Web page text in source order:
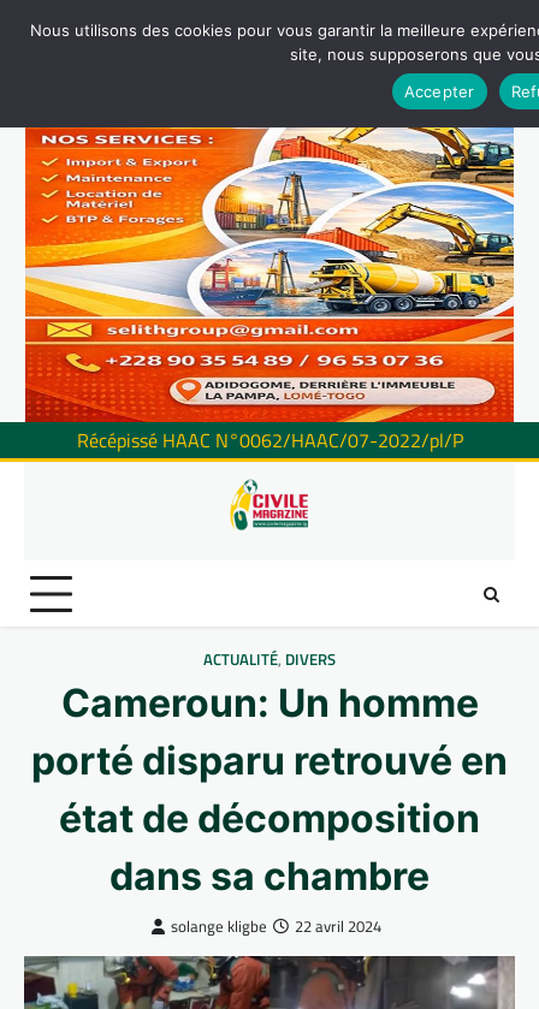
Récépissé HAAC N°0062/HAAC/07-2022/pl/P
ACTUALITÉ, DIVERS
Cameroun: Un homme
porté disparu retrouvé en
état de décomposition
dans sa chambre
solange kligbe 22 avril 2024
Nous utilisons des cookies pour vous garantir la meilleure
site, nous supposerons que
Accepter